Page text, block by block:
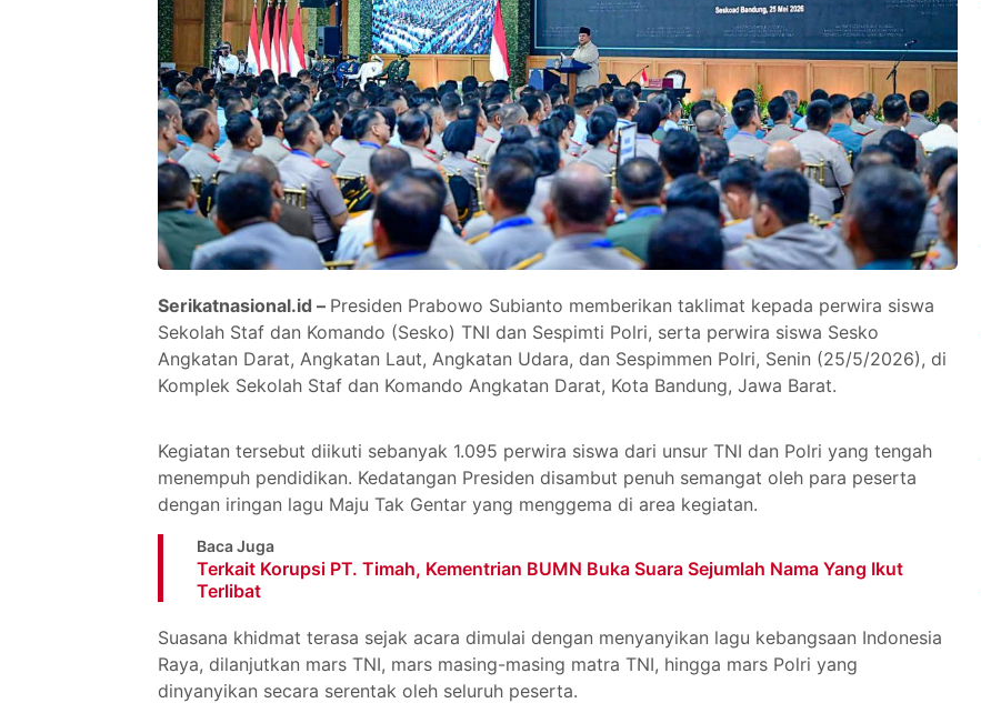
Serikatnasional.id – Presiden Prabowo Subianto memberikan taklimat kepada perwira siswa
Sekolah Staf dan Komando (Sesko) TNI dan Sespimti Polri, serta perwira siswa Sesko
Angkatan Darat, Angkatan Laut, Angkatan Udara, dan Sespimmen Polri, Senin (25/5/2026), di
Komplek Sekolah Staf dan Komando Angkatan Darat, Kota Bandung, Jawa Barat.
Kegiatan tersebut diikuti sebanyak 1.095 perwira siswa dari unsur TNI dan Polri yang tengah
menempuh pendidikan. Kedatangan Presiden disambut penuh semangat oleh para peserta
dengan iringan lagu Maju Tak Gentar yang menggema di area kegiatan.
Baca Juga
Terkait Korupsi PT. Timah, Kementrian BUMN Buka Suara Sejumlah Nama Yang Ikut
Terlibat
Suasana khidmat terasa sejak acara dimulai dengan menyanyikan lagu kebangsaan Indonesia
Raya, dilanjutkan mars TNI, mars masing-masing matra TNI, hingga mars Polri yang
dinyanyikan secara serentak oleh seluruh peserta.